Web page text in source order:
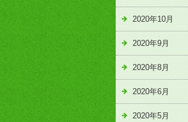
2020年10月
2020年9月
2020年8月
2020年6月
2020年5月